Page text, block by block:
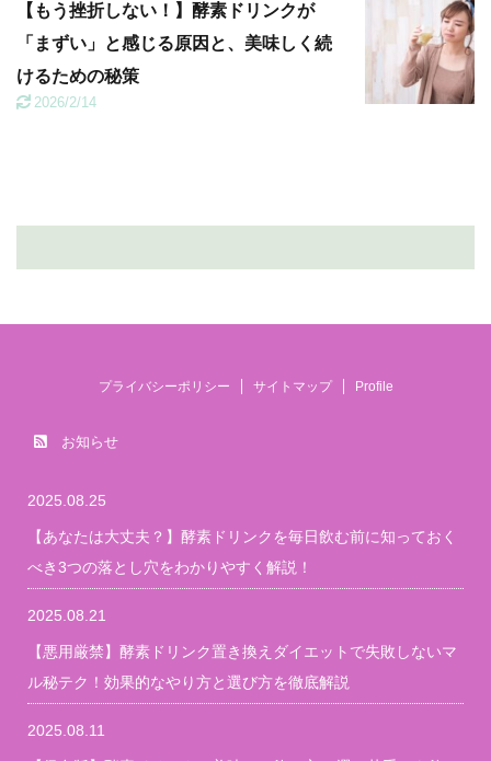
【もう挫折しない！】酵素ドリンクが
「まずい」と感じる原因と、美味しく続
けるための秘策
2026/2/14
プライバシーポリシー サイトマップ Profile
お知らせ
2025.08.25
【あなたは大丈夫？】酵素ドリンクを毎日飲む前に知っておく
べき3つの落とし穴をわかりやすく解説！
2025.08.21
【悪用厳禁】酵素ドリンク置き換えダイエットで失敗しないマ
ル秘テク！効果的なやり方と選び方を徹底解説
2025.08.11